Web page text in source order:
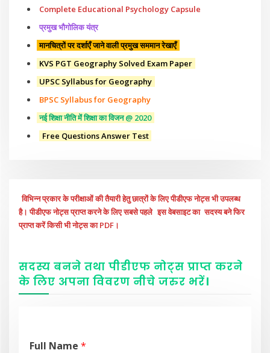
Complete Educational Psychology Capsule
प्रमुख भौगोलिक यंत्र
मानचित्रों पर दर्शाएँ जाने वाली प्रमुख सममान रेखाएँ
KVS PGT Geography Solved Exam Paper
UPSC Syllabus for Geography
BPSC Syllabus for Geography
नई शिक्षा नीति में शिक्षा का विजन @ 2020
Free Questions Answer Test
विभिन्न प्रकार के परीक्षाओं की तैयारी हेतु छात्रों के लिए पीडीएफ नोट्स भी उपलब्ध
है। पीडीएफ नोट्स प्राप्त करने के लिए सबसे पहले इस वेबसाइट का सदस्य बने फिर
प्राप्त करें किसी भी नोट्स का PDF।
सदस्य बनने तथा पीडीएफ नोट्स प्राप्त करने
के लिए अपना विवरण नीचेजरुर भरें।
Full Name *